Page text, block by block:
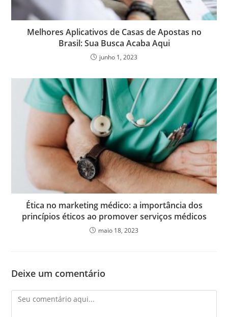
Melhores Aplicativos de Casas de Apostas no
Brasil: Sua Busca Acaba Aqui
junho 1, 2023
Ética no marketing médico: a importância dos
princípios éticos ao promover serviços médicos
maio 18, 2023
Deixe um comentário
Comentário